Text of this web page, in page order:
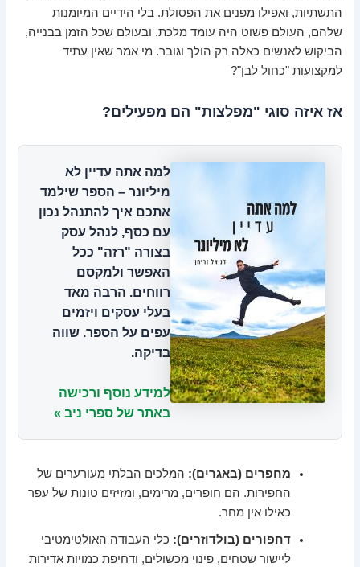
התשתיות, ואפילו מפנים את הפסולת. בלי הידיים המיומנות
שלהם, העולם פשוט היה עומד מלכת. ובעולם שכל הזמן בבנייה,
הביקוש לאנשים כאלה רק הולך וגובר. מי אמר שאין עתיד
למקצועות "כחול לבן"?
אז איזה סוגי "מפלצות" הם מפעילים?
למה אתה עדיין לא
מיליונר – הספר שילמד
אתכם איך להתנהל נכון
עם כסף, לנהל עסק
בצורה "רזה" ככל
האפשר ולמקסם
רווחים. הרבה מאד
בעלי עסקים ויזמים
עפים על הספר. שווה
בדיקה.
למידע נוסף ורכישה
באתר של ספרי ניב »
מחפרים (באגרים): המלכים הבלתי מעורערים של
החפירות. הם חופרים, מרימים, ומזיזים טונות של עפר
כאילו אין מחר.
דחפורים (בולדוזרים): כלי העבודה האולטימטיבי
ליישור שטחים, פינוי מכשולים, ודחיפת כמויות אדירות